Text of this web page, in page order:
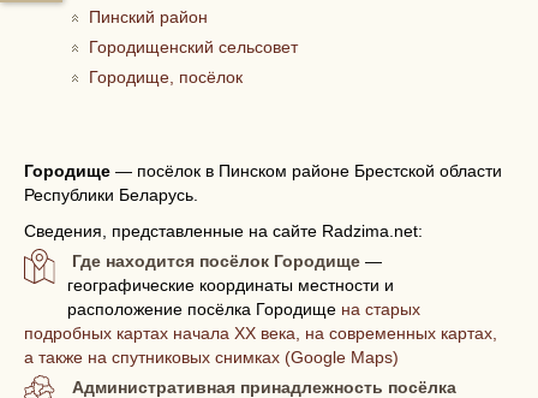
Пинский район
Городищенский сельсовет
Городище, посёлок
Городище — посёлок в Пинском районе Брестской области
Республики Беларусь.
Сведения, представленные на сайте Radzima.net:
Где находится посёлок Городище —
географические координаты местности и
расположение посёлка Городище на старых
подробных картах начала XX века, на современных картах,
а также на спутниковых снимках (Google Maps)
Административная принадлежность посёлка